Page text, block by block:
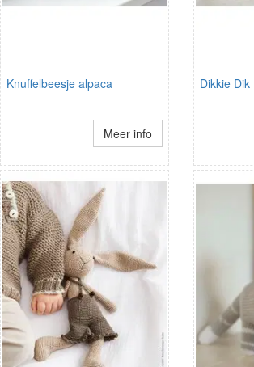
Knuffelbeesje alpaca
Meer info
Dikkie Dik